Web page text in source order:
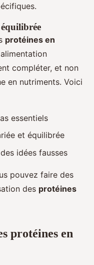
protéines en
compléter, et non
en nutriments. Voici
essentiels
et équilibrée
idées fausses
pouvez faire des
des protéines
protéines en